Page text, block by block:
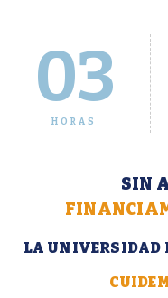
03
HORAS
SIN
LA UNIVERSIDAD
2026.